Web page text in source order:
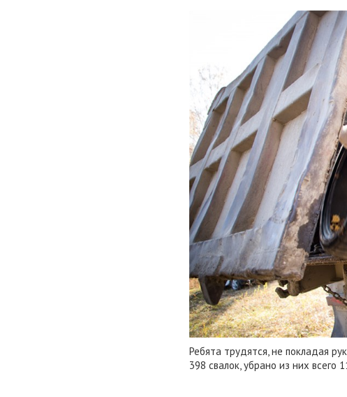
Ребята трудятся, не покладая
398 свалок, убрано из них всего